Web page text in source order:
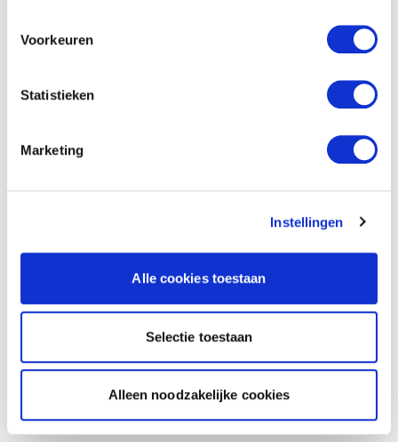
Voorkeuren
Statistieken
Marketing
Instellingen
Alle cookies toestaan
Selectie toestaan
Alleen noodzakelijke cookies